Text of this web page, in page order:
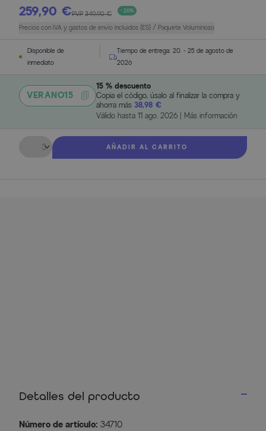
259,90 €PVP 349,90 € - 26%
Precios con IVA y gastos de envío incluidos (ES) / Paquete Voluminoso
Disponible de
inmediato
Tiempo de entrega: 20. - 25 de agosto de
2026
VERANO15
15 % descuento
Copia el código, úsalo al finalizar la compra y
ahorra más 38,98 €
Válido hasta 11 ago. 2026| Más información
Cantidad
AÑADIR AL CARRITO
Detalles del producto
Número de artículo: 34710